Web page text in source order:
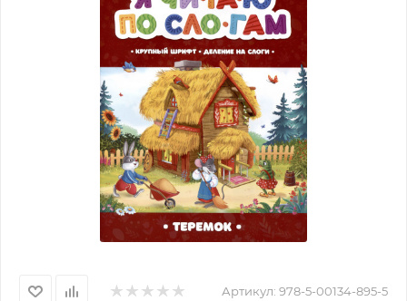
Артикул: 978-5-00134-895-5